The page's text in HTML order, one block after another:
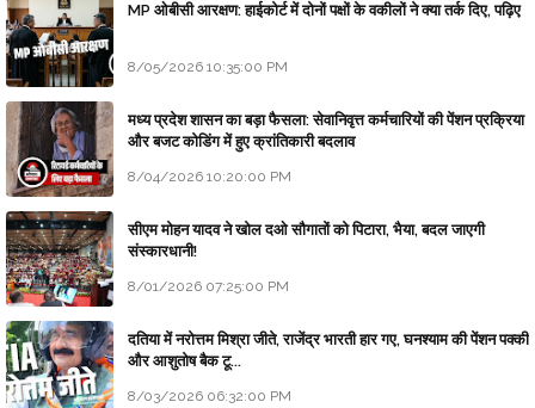
MP ओबीसी आरक्षण: हाईकोर्ट में दोनों पक्षों के वकीलों ने क्या तर्क दिए, पढ़िए
8/05/2026 10:35:00 PM
मध्य प्रदेश शासन का बड़ा फैसला: सेवानिवृत्त कर्मचारियों की पेंशन प्रक्रिया
और बजट कोडिंग में हुए क्रांतिकारी बदलाव
8/04/2026 10:20:00 PM
सीएम मोहन यादव ने खोल दओ सौगातों को पिटारा, भैया, बदल जाएगी
संस्कारधानी!
8/01/2026 07:25:00 PM
दतिया में नरोत्तम मिश्रा जीते, राजेंद्र भारती हार गए, घनश्याम की पेंशन पक्की
और आशुतोष बैक टू...
8/03/2026 06:32:00 PM